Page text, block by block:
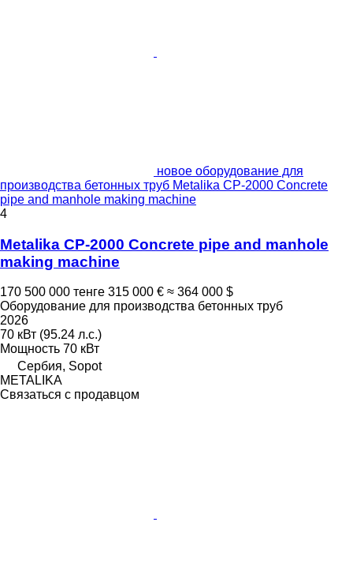
новое оборудование для
производства бетонных труб Metalika CP-2000 Concrete
pipe and manhole making machine
4
Metalika CP-2000 Concrete pipe and manhole
making machine
170 500 000 тенге 315 000 € ≈ 364 000 $
Оборудование для производства бетонных труб
2026
70 кВт (95.24 л.с.)
Мощность 70 кВт
Сербия, Sopot
METALIKA
Связаться с продавцом